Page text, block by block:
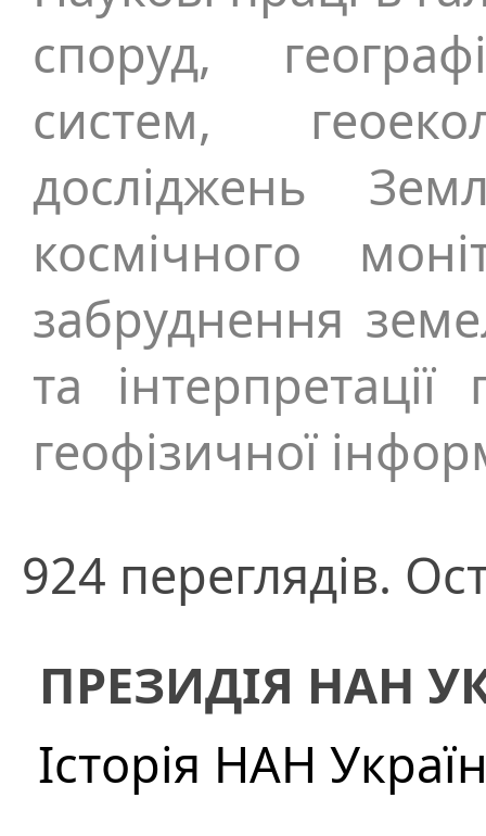
споруд,
систем,
досліджень
космічного
забруднення
та
геофізичної
924 переглядів.
ПРЕЗИДІЯ НАН
Історія НАН